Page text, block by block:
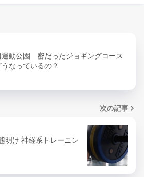
運動公園 密だったジョギングコース
なっているの？
次の記事
明け 神経系トレーニン